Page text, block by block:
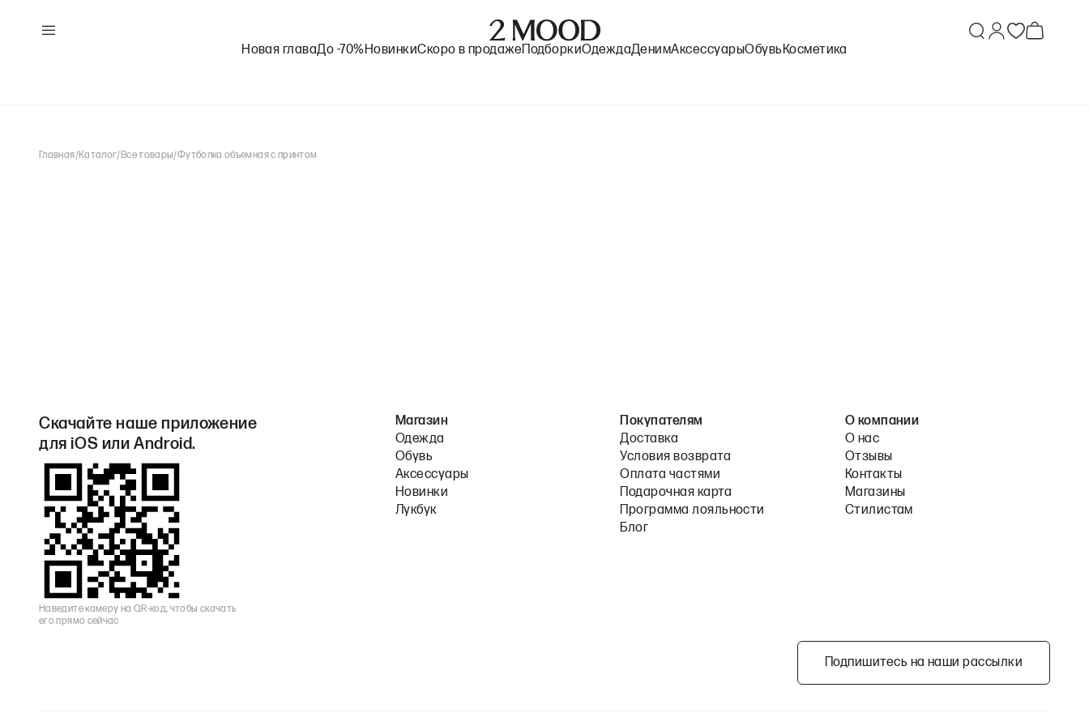
Новая главаДо -70%НовинкиСкоро в продаже ПодборкиОдеждаДенимАксессуарыОбувь Косметика
Главная/Каталог/ Все товары/Футболка объемная с принтом
Скачайте наше приложение
для iOS или Android.
Наведите камеру на QR-код, чтобы скачать
его прямо сейчас
Магазин
Одежда
Обувь
Аксессуары
Новинки
Лукбук
Покупателям
Доставка
Условия возврата
Оплата частями
Подарочная карта
Программа лояльности
Блог
О компании
О нас
Отзывы
Контакты
Магазины
Стилистам
Подпишитесь на наши рассылки